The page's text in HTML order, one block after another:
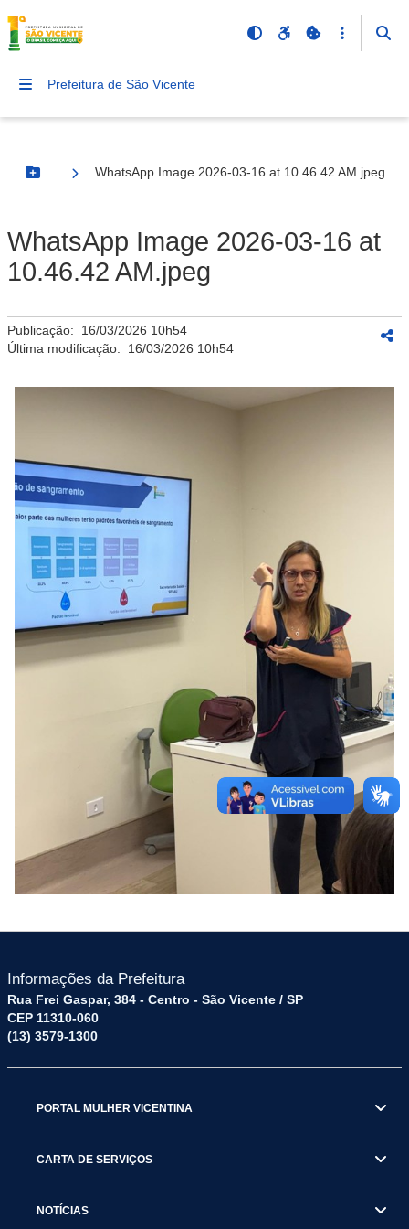
Prefeitura de São Vicente
Botão Menu
WhatsApp Image 2026-03-16 at 10.46.42 AM.jpeg
WhatsApp Image 2026-03-16 at
10.46.42 AM.jpeg
Publicação: 16/03/2026 10h54
Última modificação: 16/03/2026 10h54
Informações da Prefeitura
Rua Frei Gaspar, 384 - Centro - São Vicente / SP
CEP 11310-060
(13) 3579-1300
PORTAL MULHER VICENTINA
CARTA DE SERVIÇOS
NOTÍCIAS